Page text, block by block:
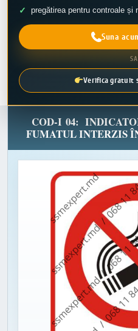
pregătirea pentru controale și
Suna
Verifica gratuit
COD-I 04:
FUMATUL INTERZIS